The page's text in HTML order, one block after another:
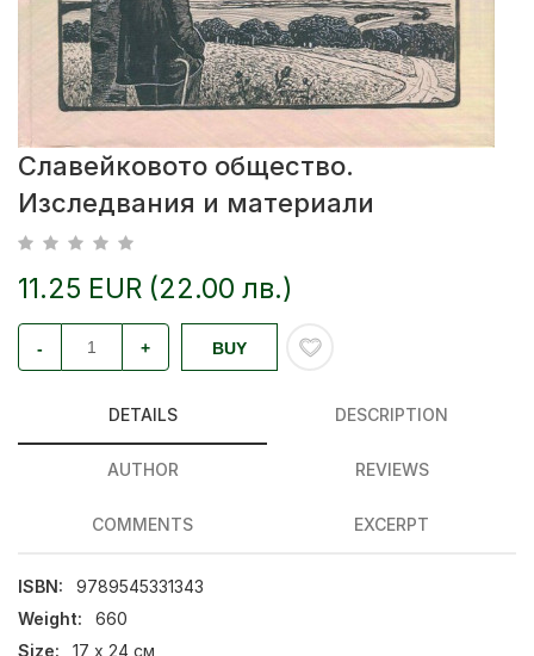
Славейковото общество.
Изследвания и материали
11.25 EUR (22.00 лв.)
- + BUY
DETAILS DESCRIPTION
AUTHOR REVIEWS
COMMENTS EXCERPT
ISBN:
9789545331343
Weight:
660
Size:
17 х 24 см